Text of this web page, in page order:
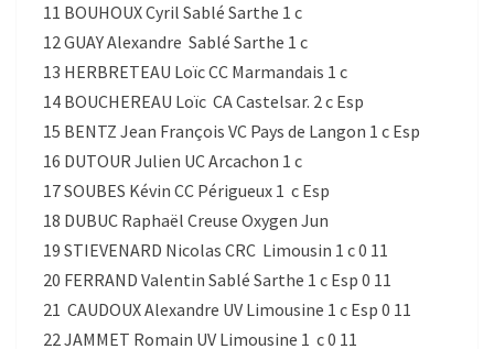
11 BOUHOUX Cyril Sablé Sarthe 1 c
12 GUAY Alexandre Sablé Sarthe 1 c
13 HERBRETEAU Loïc CC Marmandais 1 c
14 BOUCHEREAU Loïc CA Castelsar. 2 c Esp
15 BENTZ Jean François VC Pays de Langon 1 c Esp
16 DUTOUR Julien UC Arcachon 1 c
17 SOUBES Kévin CC Périgueux 1 c Esp
18 DUBUC Raphaël Creuse Oxygen Jun
19 STIEVENARD Nicolas CRC Limousin 1 c 0 11
20 FERRAND Valentin Sablé Sarthe 1 c Esp 0 11
21 CAUDOUX Alexandre UV Limousine 1 c Esp 0 11
22 JAMMET Romain UV Limousine 1 c 0 11